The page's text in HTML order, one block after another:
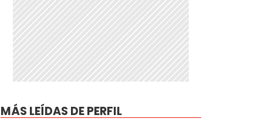
MÁS LEÍDAS DE PERFIL